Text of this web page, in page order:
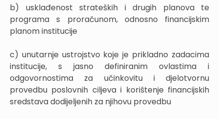
b) usklađenost strateških i drugih planova te
programa s proračunom, odnosno financijskim
planom institucije
c) unutarnje ustrojstvo koje je prikladno zadacima
institucije, s jasno definiranim ovlastima i
odgovornostima za učinkovitu i djelotvornu
provedbu poslovnih ciljeva i korištenje financijskih
sredstava dodijeljenih za njihovu provedbu